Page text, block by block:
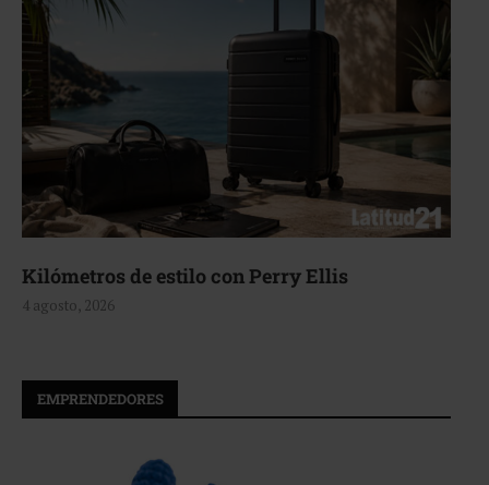
Aerie, texturas que fluyen
4 agosto, 2026
EMPRENDEDORES